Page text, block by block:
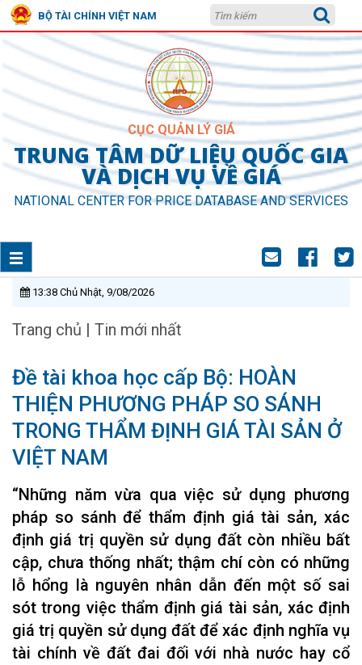
BỘ TÀI CHÍNH VIỆT NAM
CỤC QUẢN LÝ GIÁ
TRUNG TÂM DỮ LIỆU QUỐC GIA
VÀ DỊCH VỤ VỀ GIÁ
NATIONAL CENTER FOR PRICE DATABASE AND SERVICES
13:38 Chủ Nhật, 9/08/2026
Trang chủ | Tin mới nhất
Đề tài khoa học cấp Bộ: HOÀN
THIỆN PHƯƠNG PHÁP SO SÁNH
TRONG THẨM ĐỊNH GIÁ TÀI SẢN Ở
VIỆT NAM
“Những năm vừa qua việc sử dụng phương
pháp so sánh để thẩm định giá tài sản, xác
định giá trị quyền sử dụng đất còn nhiều bất
cập, chưa thống nhất; thậm chí còn có những
lỗ hổng là nguyên nhân dẫn đến một số sai
sót trong việc thẩm định giá tài sản, xác định
giá trị quyền sử dụng đất để xác định nghĩa vụ
tài chính về đất đai đối với nhà nước hay cổ